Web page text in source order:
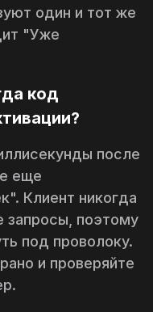
один и тот же
"Уже
код
после
еще
Клиент никогда
поэтому
под проволоку.
и проверяйте